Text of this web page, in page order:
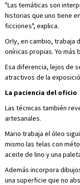
"Las temáticas son
historias que uno tiene
ficciones", explica.
Orly, en cambio, trabaja
oníricas propias. Yo más
Esa diferencia, lejos de
atractivos de la
La paciencia del oficio
Las técnicas también
artesanales.
Mario trabaja el óleo
mismo las telas con
aceite de lino y una
Además incorpora
una superficie que no